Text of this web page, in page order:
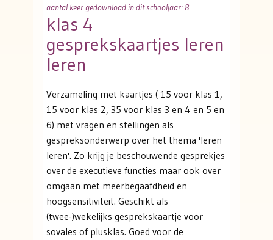
aantal keer gedownload in dit schooljaar: 8
klas 4
gesprekskaartjes leren
leren
Verzameling met kaartjes ( 15 voor klas 1,
15 voor klas 2, 35 voor klas 3 en 4 en 5 en
6) met vragen en stellingen als
gespreksonderwerp over het thema 'leren
leren'. Zo krijg je beschouwende gesprekjes
over de executieve functies maar ook over
omgaan met meerbegaafdheid en
hoogsensitiviteit. Geschikt als
(twee-)wekelijks gesprekskaartje voor
sovales of plusklas. Goed voor de